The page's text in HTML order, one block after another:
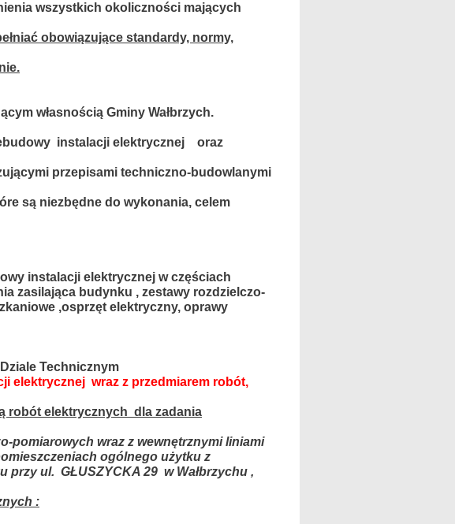
wszystkich okoliczności mających
obowiązujące standardy, normy,
własnością Gminy Wałbrzych.
instalacji elektrycznej oraz
przepisami techniczno-budowlanymi
są niezbędne do wykonania, celem
instalacji elektrycznej w częściach
zasilająca budynku , zestawy rozdzielczo-
,osprzęt elektryczny, oprawy
Technicznym
elektrycznej wraz z przedmiarem robót,
robót elektrycznych dla zadania
pomiarowych wraz z wewnętrznymi liniami
ogólnego użytku z
przy ul. GŁUSZYCKA 29 w Wałbrzychu ,
: